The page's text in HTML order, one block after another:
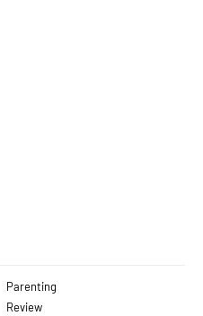
Parenting
Review